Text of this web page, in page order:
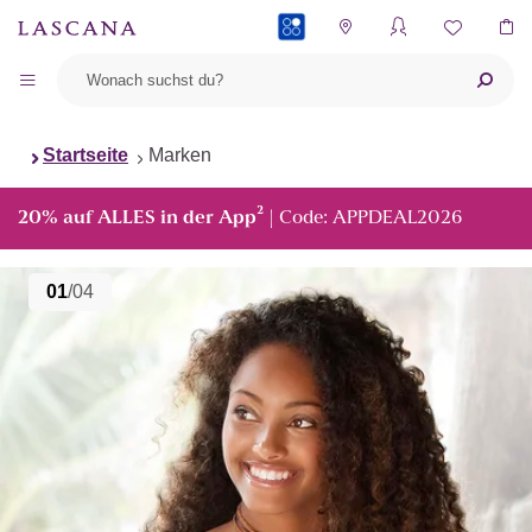
Startseite Marken
20% auf ALLES in der App² | Code: APPDEAL2026
01/04